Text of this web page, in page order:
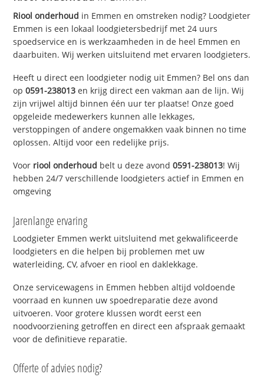
Riool onderhoud in Emmen en omstreken nodig? Loodgieter
Emmen is een lokaal loodgietersbedrijf met 24 uurs
spoedservice en is werkzaamheden in de heel Emmen en
daarbuiten. Wij werken uitsluitend met ervaren loodgieters.
Heeft u direct een loodgieter nodig uit Emmen? Bel ons dan
op0591-238013 en krijg direct een vakman aan de lijn. Wij
zijn vrijwel altijd binnen één uur ter plaatse! Onze goed
opgeleide medewerkers kunnen alle lekkages,
verstoppingen of andere ongemakken vaak binnen no time
oplossen. Altijd voor een redelijke prijs.
Voor riool onderhoud belt u deze avond0591-238013! Wij
hebben 24/7 verschillende loodgieters actief in Emmen en
omgeving
Jarenlange ervaring
Loodgieter Emmen werkt uitsluitend met gekwalificeerde
loodgieters en die helpen bij problemen met uw
waterleiding, CV, afvoer en riool en daklekkage.
Onze servicewagens in Emmen hebben altijd voldoende
voorraad en kunnen uw spoedreparatie deze avond
uitvoeren. Voor grotere klussen wordt eerst een
noodvoorziening getroffen en direct een afspraak gemaakt
voor de definitieve reparatie.
Offerte of advies nodig?